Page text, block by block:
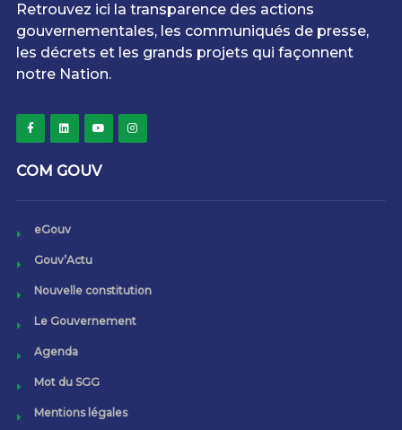
Retrouvez ici la transparence des actions
gouvernementales, les communiqués de presse,
les décrets et les grands projets qui façonnent
notre Nation.
COM GOUV
eGouv
Gouv’Actu
Nouvelle constitution
Le Gouvernement
Agenda
Mot du SGG
Mentions légales